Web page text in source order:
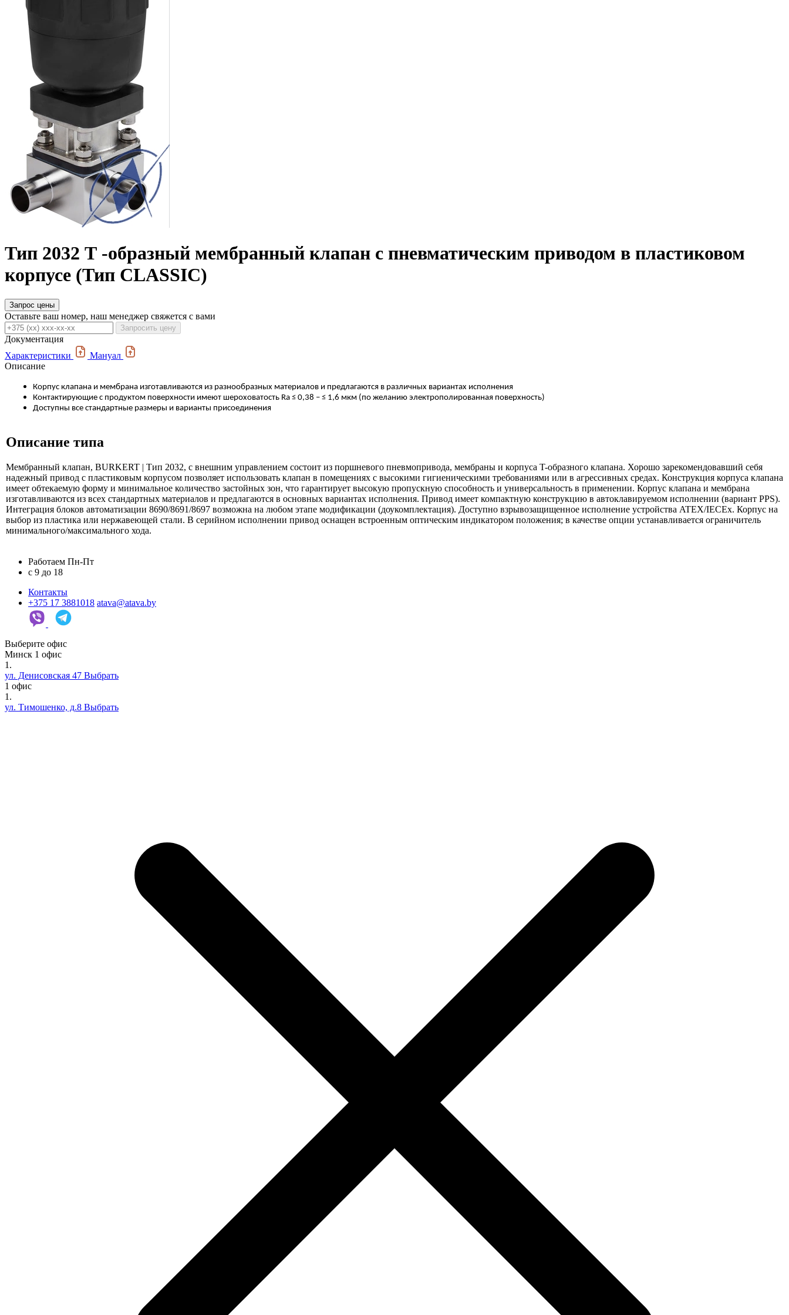
Тип 2032 Т -образный мембранный клапан с пневматическим приводом в пластиковом
корпусе (Тип CLASSIC)
Запрос цены
Оставьте ваш номер, наш менеджер свяжется с вами
Запросить цену
Документация
Характеристики
Мануал
Описание
Корпус клапана и мембрана изготавливаются из разнообразных материалов и предлагаются в различных вариантах исполнения
Контактирующие с продуктом поверхности имеют шероховатость Ra ≤ 0,38 – ≤ 1,6 мкм (по желанию электрополированная поверхность)
Доступны все стандартные размеры и варианты присоединения
Описание типа
Мембранный клапан, BURKERT | Тип 2032, с внешним управлением состоит из поршневого пневмопривода, мембраны и корпуса T-образного клапана. Хорошо зарекомендовавший себя
надежный привод с пластиковым корпусом позволяет использовать клапан в помещениях с высокими гигиеническими требованиями или в агрессивных средах. Конструкция корпуса клапана
имеет обтекаемую форму и минимальное количество застойных зон, что гарантирует высокую пропускную способность и универсальность в применении. Корпус клапана и мембрана
изготавливаются из всех стандартных материалов и предлагаются в основных вариантах исполнения. Привод имеет компактную конструкцию в автоклавируемом исполнении (вариант PPS).
Интеграция блоков автоматизации 8690/8691/8697 возможна на любом этапе модификации (доукомплектация). Доступно взрывозащищенное исполнение устройства ATEX/IECEx. Корпус на
выбор из пластика или нержавеющей стали. В серийном исполнении привод оснащен встроенным оптическим индикатором положения; в качестве опции устанавливается ограничитель
минимального/максимального хода.
Работаем Пн-Пт
c 9 до 18
Контакты
+375 17 3881018 atava@atava.by
Выберите офис
Минск 1 офис
1.
ул. Денисовская 47 Выбрать
1 офис
1.
ул. Тимошенко, д.8 Выбрать